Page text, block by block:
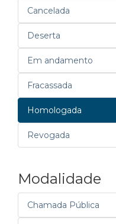
Cancelada
Deserta
Em andamento
Fracassada
Homologada
Revogada
Modalidade
Chamada Pública